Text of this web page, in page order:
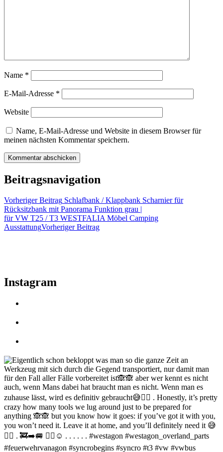
Name *
E-Mail-Adresse *
Website
Name, E-Mail-Adresse und Website in diesem Browser für
meinen nächsten Kommentar speichern.
Beitragsnavigation
Vorheriger Beitrag Schlafbank / Klappbank Scharnier für
Rücksitzbank mit Panorama Funktion grau |
für VW T25 / T3 WESTFALIA Möbel Camping
AusstattungVorheriger Beitrag
Instagram